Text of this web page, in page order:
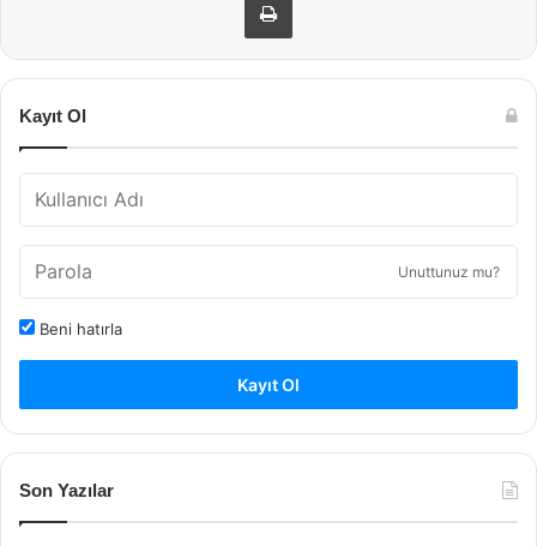
Kayıt Ol
Unuttunuz mu?
Beni hatırla
Kayıt Ol
Son Yazılar